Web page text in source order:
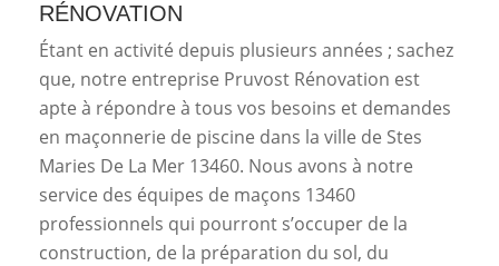
RÉNOVATION
Étant en activité depuis plusieurs années ; sachez
que, notre entreprise Pruvost Rénovation est
apte à répondre à tous vos besoins et demandes
en maçonnerie de piscine dans la ville de Stes
Maries De La Mer 13460. Nous avons à notre
service des équipes de maçons 13460
professionnels qui pourront s’occuper de la
construction, de la préparation du sol, du